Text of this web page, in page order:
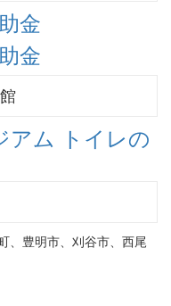
、豊明市、刈谷市、西尾